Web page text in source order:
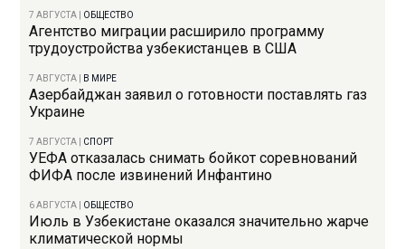
7 АВГУСТА ОБЩЕСТВО
Агентство миграции расширило программу
трудоустройства узбекистанцев в США
7 АВГУСТА В МИРЕ
Азербайджан заявил о готовности поставлять газ
Украине
7 АВГУСТА СПОРТ
УЕФА отказалась снимать бойкот соревнований
ФИФА после извинений Инфантино
6 АВГУСТА ОБЩЕСТВО
Июль в Узбекистане оказался значительно жарче
климатической нормы